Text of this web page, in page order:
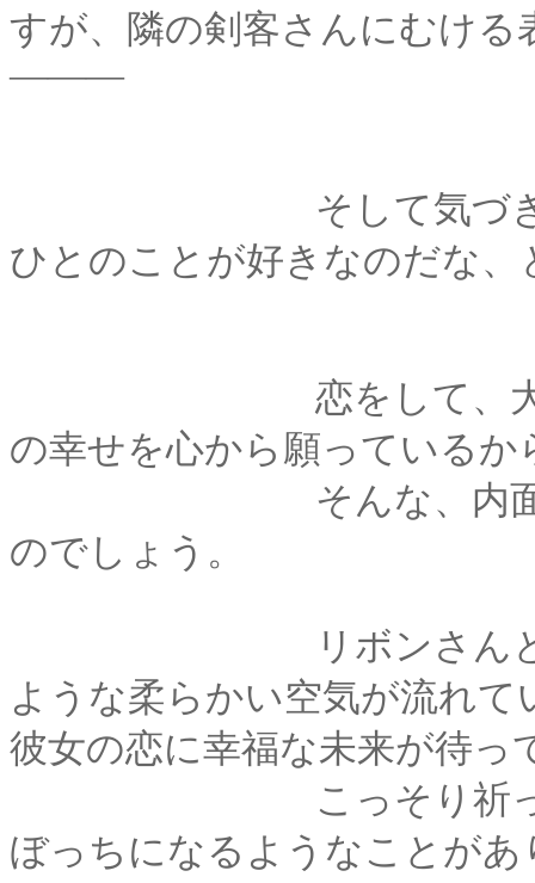
すが、隣の剣客さんにむけ
―――
そして気づきました
ひとのことが好きなのだな、
恋をして、大切なひ
の幸せを心から願っているか
そんな、内面の輝き
のでしょう。
リボンさんと剣客さ
ような柔らかい空気が流れ
彼女の恋に幸福な未来が待っ
こっそり祈ったので
ぼっちになるようなことが